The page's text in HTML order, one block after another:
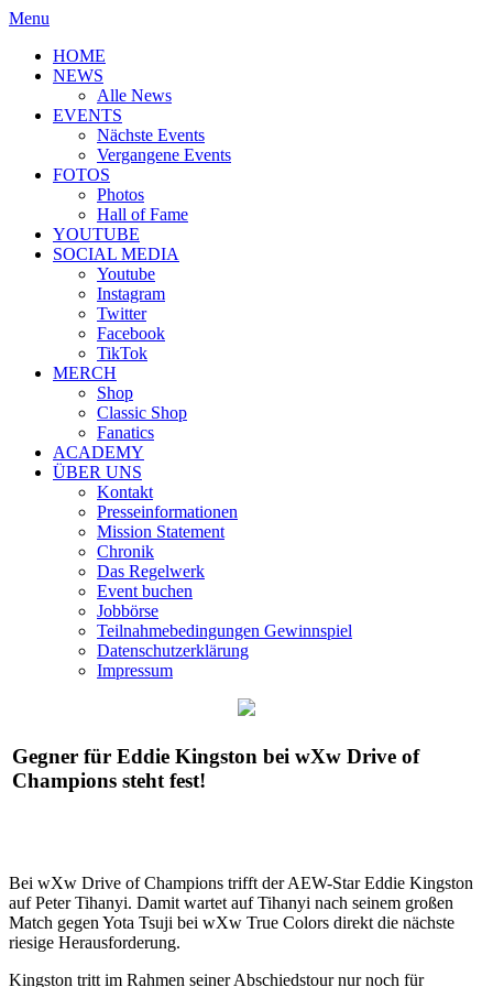
Menu
HOME
NEWS
Alle News
EVENTS
Nächste Events
Vergangene Events
FOTOS
Photos
Hall of Fame
YOUTUBE
SOCIAL MEDIA
Youtube
Instagram
Twitter
Facebook
TikTok
MERCH
Shop
Classic Shop
Fanatics
ACADEMY
ÜBER UNS
Kontakt
Presseinformationen
Mission Statement
Chronik
Das Regelwerk
Event buchen
Jobbörse
Teilnahmebedingungen Gewinnspiel
Datenschutzerklärung
Impressum
Gegner für Eddie Kingston bei wXw Drive of
Champions steht fest!
Bei wXw Drive of Champions trifft der AEW-Star Eddie Kingston
auf Peter Tihanyi. Damit wartet auf Tihanyi nach seinem großen
Match gegen Yota Tsuji bei wXw True Colors direkt die nächste
riesige Herausforderung.
Kingston tritt im Rahmen seiner Abschiedstour nur noch für